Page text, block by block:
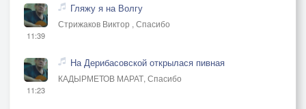
11:39
Гляжу я на Волгу
Стрижаков Виктор , Спасибо
11:23
На Дерибасовской открылася пивная
КАДЫРМЕТОВ МАРАТ, Спасибо